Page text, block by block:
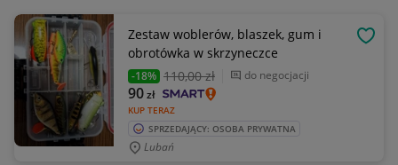
Zestaw woblerów, blaszek, gum i
obrotówka w skrzyneczce
-18% 110,00 zł do negocjacji
KUP TERAZ
90zł
SPRZEDAJĄCY: OSOBA PRYWATNA
Lubań